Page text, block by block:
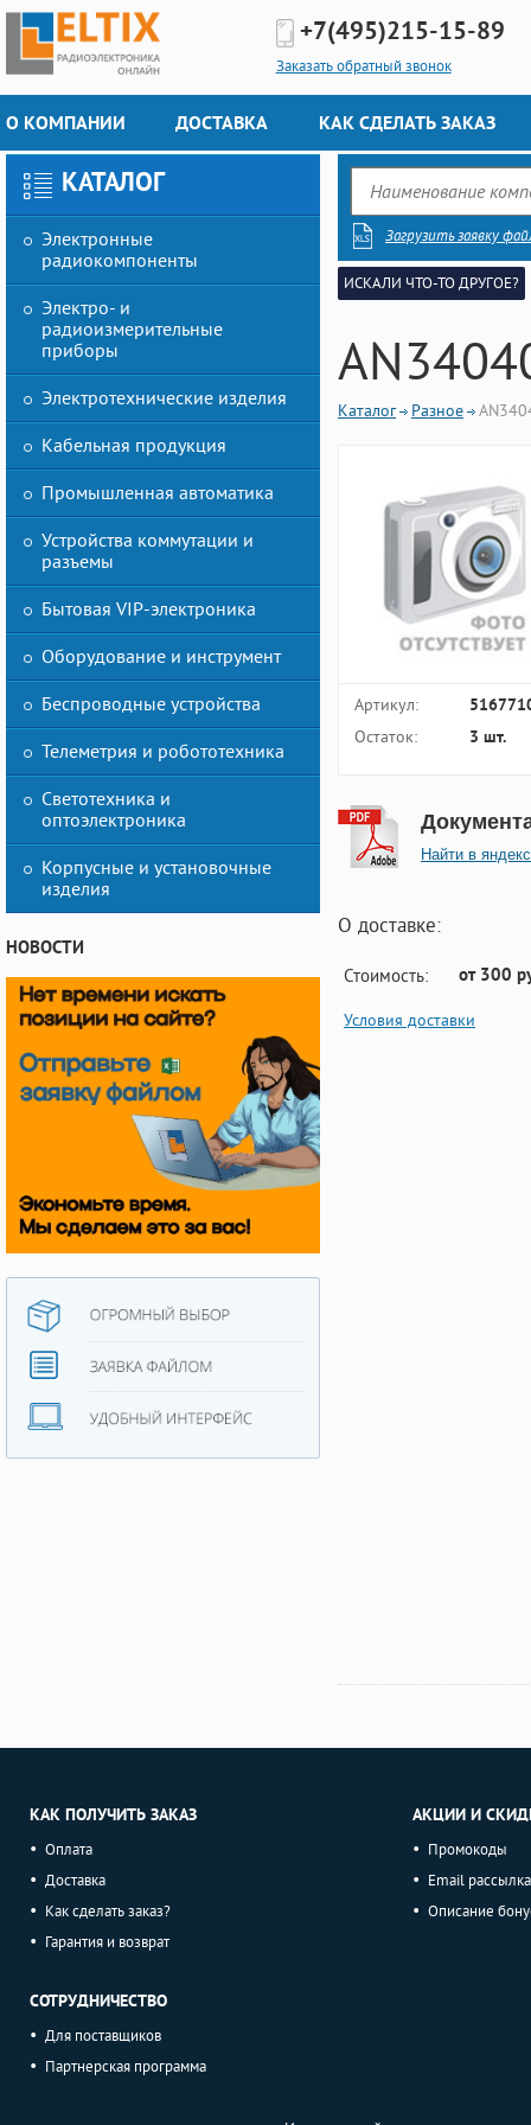
+7(495)215-15-89
Заказать обратный звонок
О КОМПАНИИ ДОСТАВКА КАК СДЕЛАТЬ ЗАКАЗ
КАТАЛОГ
Электронные
радиокомпоненты
Электро- и
радиоизмерительные
приборы
Электротехнические изделия
Кабельная продукция
Промышленная автоматика
Устройства коммутации и
разъемы
Бытовая VIP-электроника
Оборудование и инструмент
Беспроводные устройства
Телеметрия и робототехника
Светотехника и
оптоэлектроника
Корпусные и установочные
изделия
НОВОСТИ
Загрузить заявку
ИСКАЛИ ЧТО-ТО ДРУГОЕ?
Каталог Разное
Артикул:
Остаток: 3 шт.
Найти в яндекс
О доставке:
Стоимость: от 300
Условия доставки
КАК ПОЛУЧИТЬ ЗАКАЗ
Оплата
Доставка
Как сделать заказ?
Гарантия и возврат
СОТРУДНИЧЕСТВО
Для поставщиков
Партнерская программа
АКЦИИ И
Промокоды
Email рассылка
Описание